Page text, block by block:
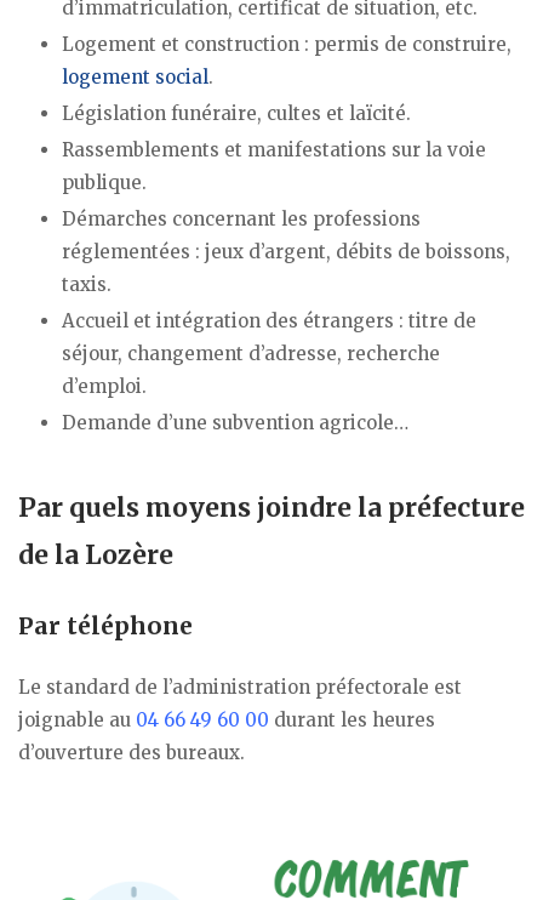
d’immatriculation, certificat de situation, etc.
Logement et construction : permis de construire,
logement social.
Législation funéraire, cultes et laïcité.
Rassemblements et manifestations sur la voie
publique.
Démarches concernant les professions
réglementées : jeux d’argent, débits de boissons,
taxis.
Accueil et intégration des étrangers : titre de
séjour, changement d’adresse, recherche
d’emploi.
Demande d’une subvention agricole…
Par quels moyens joindre la préfecture
de la Lozère
Par téléphone
Le standard de l’administration préfectorale est
joignable au 04 66 49 60 00 durant les heures
d’ouverture des bureaux.